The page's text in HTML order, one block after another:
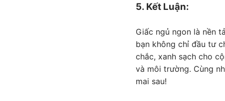
5. Kết Luận:
Giấc ngủ ngon là nền
bạn không chỉ đầu tư
chắc, xanh sạch cho
và môi trường. Cùng
mai sau!